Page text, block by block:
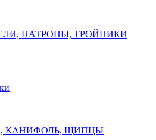
ПАТРОНЫ, ТРОЙНИКИ
КАНИФОЛЬ, ЩИПЦЫ